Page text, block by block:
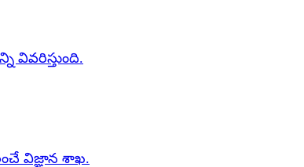
వివరిస్తుంది.
విజ్ఞాన శాఖ.